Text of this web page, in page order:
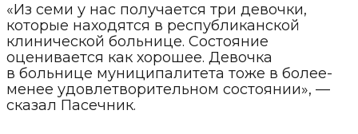
«Из семи у нас получается три девочки,
которые находятся в республиканской
клинической больнице. Состояние
оценивается как хорошее. Девочка
в больнице муниципалитета тоже в более-
менее удовлетворительном состоянии», —
сказал Пасечник.